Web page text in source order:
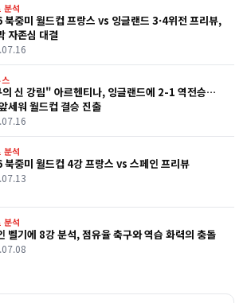
분석
중미 월드컵 프랑스 vs 잉글랜드 3·4위전 프리뷰,
자존심 대결
신 강림" 아르헨티나, 잉글랜드에 2-1 역전승…
세워 월드컵 결승 진출
분석
중미 월드컵 4강 프랑스 vs 스페인 프리뷰
분석
벨기에 8강 분석, 점유율 축구와 역습 화력의 충돌